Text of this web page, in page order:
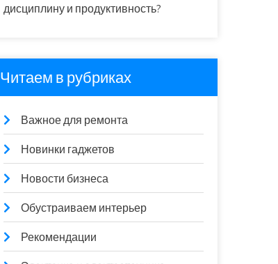
дисциплину и продуктивность?
Читаем в рубриках
Важное для ремонта
Новинки гаджетов
Новости бизнеса
Обустраиваем интерьер
Рекомендации